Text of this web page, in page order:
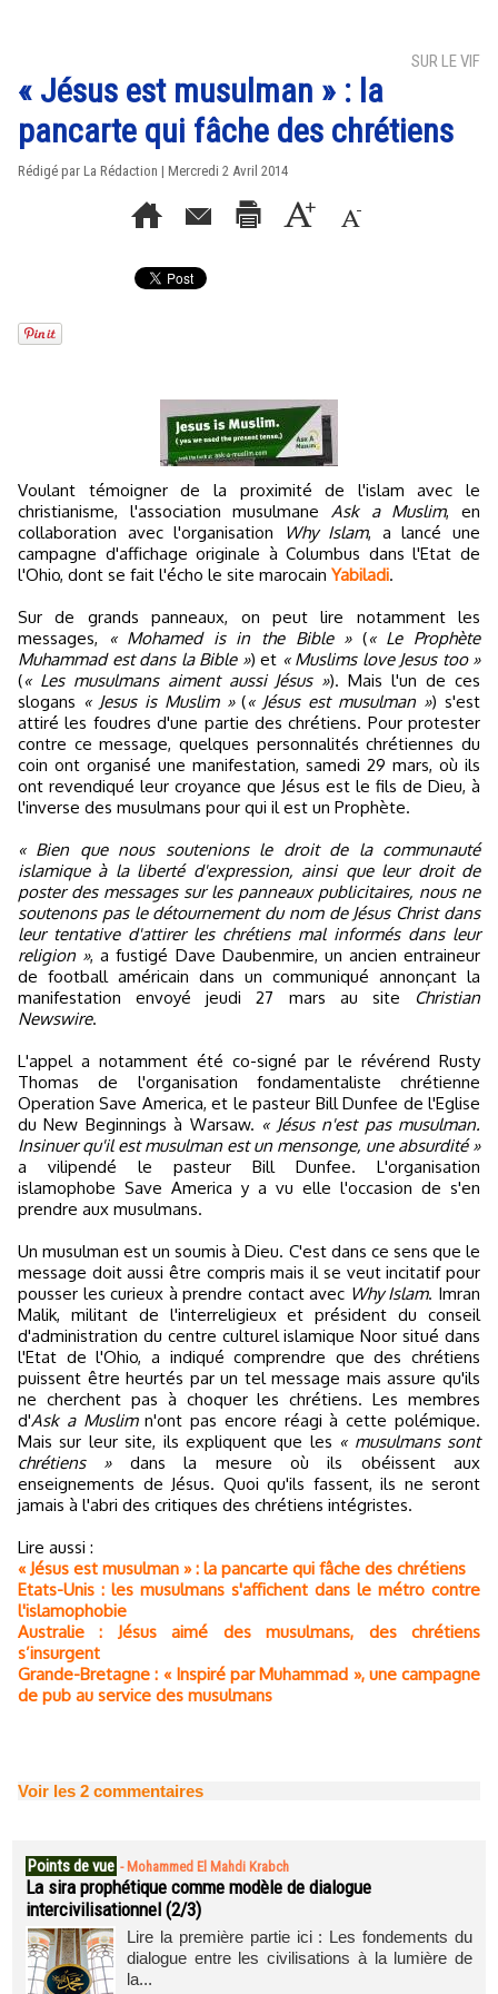
SUR LE VIF
« Jésus est musulman » : la
pancarte qui fâche des chrétiens
Rédigé par La Rédaction | Mercredi 2 Avril 2014
Voulant témoigner de la proximité de l'islam avec le
christianisme, l'association musulmane Ask a Muslim, en
collaboration avec l'organisation
Why Islam, a lancé une
campagne d'affichage originale à Columbus dans l'Etat de
l'Ohio, dont se fait l'écho le site marocain Yabiladi.
Sur de grands panneaux, on peut lire notamment les
messages,
« Mohamed is in the Bible »(« Le Prophète
Muhammad est dans la Bible ») et « Muslims love Jesus too »
(« Les musulmans aiment aussi Jésus »). Mais l'un de ces
slogans « Jesus is Muslim »(« Jésus est musulman ») s'est
attiré les foudres d'une partie des chrétiens. Pour protester
contre ce message, quelques personnalités chrétiennes du
coin ont organisé une manifestation, samedi 29 mars, où ils
ont revendiqué leur croyance que Jésus est le fils de Dieu, à
l'inverse des musulmans pour qui il est un Prophète.
« Bien que nous soutenions le droit de la communauté
islamique à la liberté d'expression, ainsi que leur droit de
poster des messages sur les panneaux publicitaires, nous ne
soutenons pas le détournement du nom de Jésus Christ dans
leur tentative d'attirer les chrétiens mal informés dans leur
religion », a fustigé Dave Daubenmire, un ancien entraineur
de football américain dans un communiqué annonçant la
manifestation envoyé jeudi 27 mars au site
Christian
Newswire.
L'appel a notamment été co-signé par le révérend Rusty
Thomas de l'organisation fondamentaliste chrétienne
Operation Save America, et le pasteur Bill Dunfee de l'Eglise
du New Beginnings à Warsaw. « Jésus n'est pas musulman.
Insinuer qu'il est musulman est un mensonge, une absurdité »
a vilipendé le pasteur Bill Dunfee. L'organisation
islamophobe Save America y a vu elle l'occasion de s'en
prendre aux musulmans.
Un musulman est un soumis à Dieu. C'est dans ce sens que le
message doit aussi être compris mais il se veut incitatif pour
pousser les curieux à prendre contact avec Why Islam. Imran
Malik, militant de l'interreligieux et président du conseil
d'administration du centre culturel islamique Noor situé dans
l'Etat de l'Ohio, a indiqué comprendre que des chrétiens
puissent être heurtés par un tel message mais assure qu'ils
ne cherchent pas à choquer les chrétiens. Les membres
d'Ask a Muslimn'ont pas encore réagi à cette polémique.
Mais sur leur site, ils expliquent que les « musulmans sont
chrétiens »dans la mesure où ils obéissent aux
enseignements de Jésus. Quoi qu'ils fassent, ils ne seront
jamais à l'abri des critiques des chrétiens intégristes.
Lire aussi :
« Jésus est musulman » : la pancarte qui fâche des chrétiens
Etats-Unis : les musulmans s'affichent dans le métro contre
l'islamophobie
Australie : Jésus aimé des musulmans, des chrétiens
s’insurgent
Grande-Bretagne : « Inspiré par Muhammad », une campagne
de pub au service des musulmans
Voir les 2 commentaires
Points de vue - Mohammed El Mahdi Krabch
La sira prophétique comme modèle de dialogue
intercivilisationnel (2/3)
Lire la première partie ici : Les fondements du
dialogue entre les civilisations à la lumière de
la...